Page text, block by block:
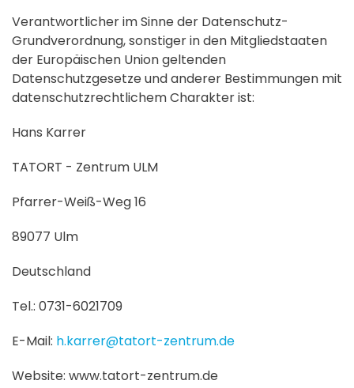
Verantwortlicher im Sinne der Datenschutz-
Grundverordnung, sonstiger in den Mitgliedstaaten
der Europäischen Union geltenden
Datenschutzgesetze und anderer Bestimmungen mit
datenschutzrechtlichem Charakter ist:
Hans Karrer
TATORT - Zentrum ULM
Pfarrer-Weiß-Weg 16
89077 Ulm
Deutschland
Tel.: 0731-6021709
E-Mail: h.karrer@tatort-zentrum.de
Website: www.tatort-zentrum.de